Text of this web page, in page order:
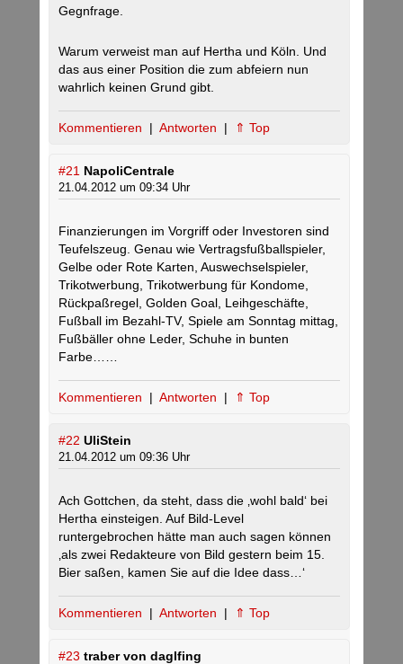
Gegnfrage.
Warum verweist man auf Hertha und Köln. Und
das aus einer Position die zum abfeiern nun
wahrlich keinen Grund gibt.
Kommentieren | Antworten | ⇑ Top
#21 NapoliCentrale
21.04.2012 um 09:34 Uhr
Finanzierungen im Vorgriff oder Investoren sind
Teufelszeug. Genau wie Vertragsfußballspieler,
Gelbe oder Rote Karten, Auswechselspieler,
Trikotwerbung, Trikotwerbung für Kondome,
Rückpaßregel, Golden Goal, Leihgeschäfte,
Fußball im Bezahl-TV, Spiele am Sonntag mittag,
Fußbäller ohne Leder, Schuhe in bunten
Farbe……
Kommentieren | Antworten | ⇑ Top
#22 UliStein
21.04.2012 um 09:36 Uhr
Ach Gottchen, da steht, dass die ‚wohl bald‘ bei
Hertha einsteigen. Auf Bild-Level
runtergebrochen hätte man auch sagen können
‚als zwei Redakteure von Bild gestern beim 15.
Bier saßen, kamen Sie auf die Idee dass…‘
Kommentieren | Antworten | ⇑ Top
#23 traber von daglfing